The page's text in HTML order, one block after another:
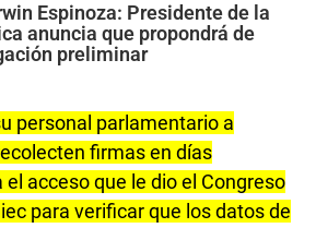
Espinoza: Presidente de la
anuncia que propondrá de
preliminar
personal parlamentario a
firmas en días
el acceso que le dio el Congreso
para verificar que los datos de